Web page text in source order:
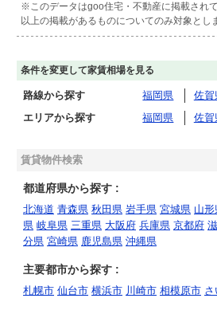
※このデータはgoo住宅・不動産に掲載され
以上の掲載があるものについてのみ対象とし
条件を変更して家賃相場を見る
路線から探す 福岡県 佐賀
エリアから探す
福岡県 佐賀
賃貸物件検索
都道府県から探す :
北海道 青森県 秋田県 岩手県 宮城県 山形
県 岐阜県 三重県 大阪府 兵庫県 京都府
分県 宮崎県 鹿児島県 沖縄県
主要都市から探す :
札幌市 仙台市 横浜市 川崎市 相模原市